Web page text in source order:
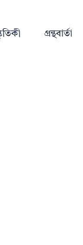
গ্ৰন্থবাৰ্তা